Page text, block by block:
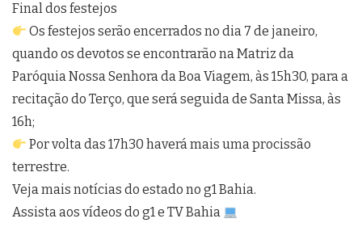
Final dos festejos
Os festejos serão encerrados no dia 7 de janeiro,
quando os devotos se encontrarão na Matriz da
Paróquia Nossa Senhora da Boa Viagem, às 15h30, para a
recitação do Terço, que será seguida de Santa Missa, às
16h;
Por volta das 17h30 haverá mais uma procissão
terrestre.
Veja mais notícias do estado no g1 Bahia.
Assista aos vídeos do g1 e TV Bahia